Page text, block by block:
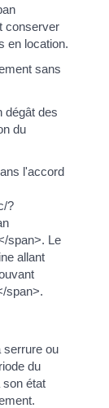
conserver
en location.
sans
dégât des
du
l'accord
?
span>. Le
allant
span>.
serrure ou
du
son état